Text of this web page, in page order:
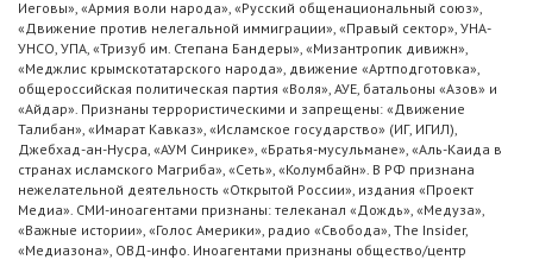
Иеговы», «Армия воли народа», «Русский общенациональный союз»,
«Движение против нелегальной иммиграции», «Правый сектор», УНА-
УНСО, УПА, «Тризуб им. Степана Бандеры», «Мизантропик дивижн»,
«Меджлис крымскотатарского народа», движение «Артподготовка»,
общероссийская политическая партия «Воля», АУЕ, батальоны «Азов» и
«Айдар». Признаны террористическими и запрещены: «Движение
Талибан», «Имарат Кавказ», «Исламское государство» (ИГ, ИГИЛ),
Джебхад-ан-Нусра, «АУМ Синрике», «Братья-мусульмане», «Аль-Каида в
странах исламского Магриба», «Сеть», «Колумбайн». В РФ признана
нежелательной деятельность «Открытой России», издания «Проект
Медиа». СМИ-иноагентами признаны: телеканал «Дождь», «Медуза»,
«Важные истории», «Голос Америки», радио «Свобода», The Insider,
«Медиазона», ОВД-инфо. Иноагентами признаны общество/центр